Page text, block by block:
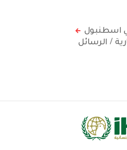
اسطنبول
/ الرسائل